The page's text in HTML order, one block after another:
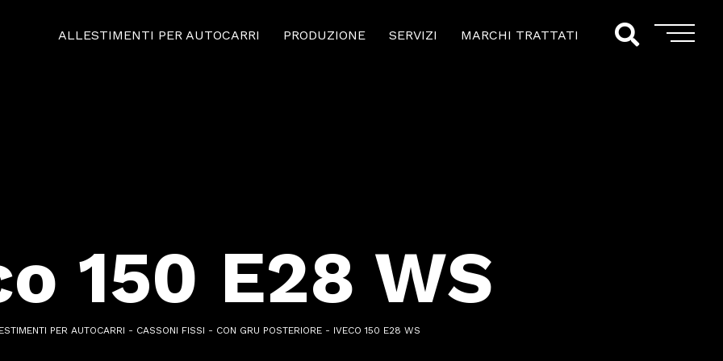
ALLESTIMENTI PER AUTOCARRI PRODUZIONE SERVIZI MARCHI TRATTATI
150 E28 WS
PER AUTOCARRI - CASSONI FISSI - CON GRU POSTERIORE- IVECO 150 E28 WS